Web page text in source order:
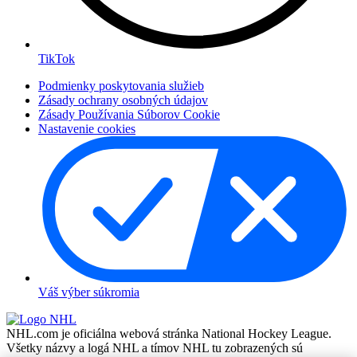
TikTok
Podmienky poskytovania služieb
Zásady ochrany osobných údajov
Zásady Používania Súborov Cookie
Nastavenie cookies
Váš výber súkromia
NHL.com je oficiálna webová stránka National Hockey League.
Všetky názvy a logá NHL a tímov NHL tu zobrazených sú